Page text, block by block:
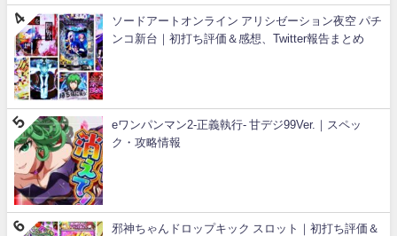
ソードアートオンライン アリシゼーション夜空 パチ
ンコ新台｜初打ち評価＆感想、Twitter報告まとめ
eワンパンマン2-正義執行- 甘デジ99Ver.｜スペッ
ク・攻略情報
邪神ちゃんドロップキック スロット｜初打ち評価＆